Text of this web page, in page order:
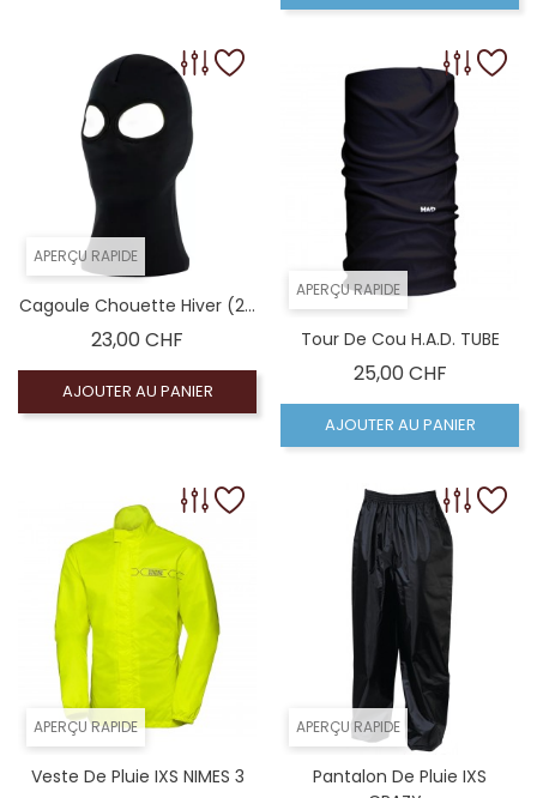
APERÇU RAPIDE
Cagoule Chouette Hiver (2...
23,00 CHF
AJOUTER AU PANIER
APERÇU RAPIDE
Tour De Cou H.A.D. TUBE
25,00 CHFPrix
AJOUTER AU PANIER
APERÇU RAPIDE
Veste De Pluie IXS NIMES 3
APERÇU RAPIDE
Pantalon De Pluie IXS